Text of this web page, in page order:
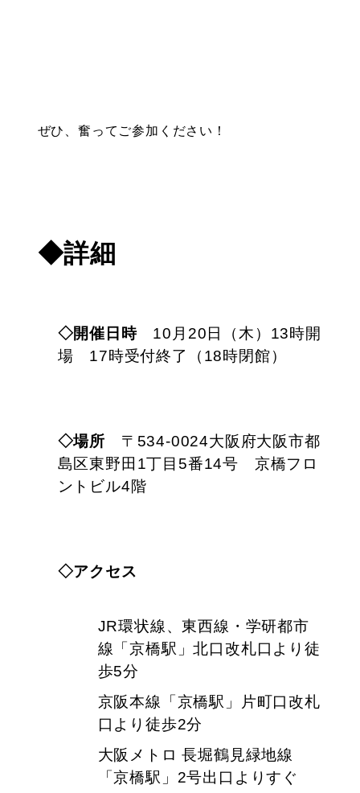
ぜひ、奮ってご参加ください！
◆詳細
◇開催日時 10月20日（木） 13時開
場 17時受付終了（18時閉館）
◇場所 〒534-0024大阪府大阪市都
島区東野田1丁目5番14号 京橋フロ
ントビル4階
◇アクセス
JR環状線、東西線・学研都市
線「京橋駅」北口改札口より徒
歩5分
京阪本線「京橋駅」片町口改札
口より徒歩2分
大阪メトロ 長堀鶴見緑地線
「京橋駅」2号出口よりすぐ